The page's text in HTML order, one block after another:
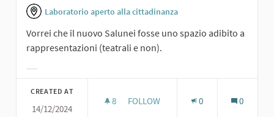
Laboratorio aperto alla cittadinanza
Vorrei che il nuovo Salunei fosse uno spazio adibito a
rappresentazioni (teatrali e non).
CREATED AT
14/12/2024
8 8 FOLLOWERS
FOLLOW 0 0